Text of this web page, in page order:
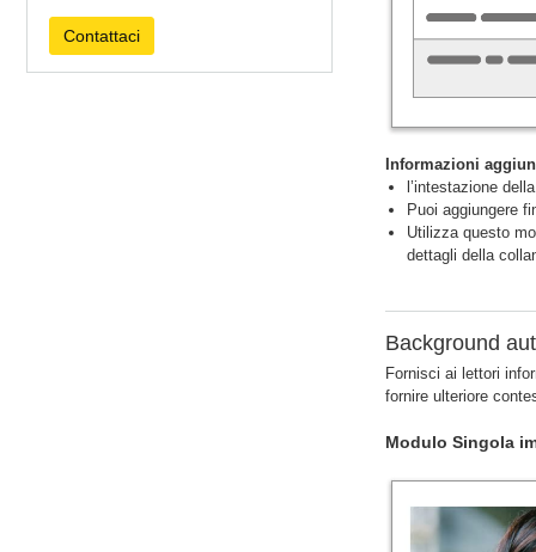
Contattaci
Informazioni
l’intestazione
Puoi aggiungere
Utilizza questo
dettagli della
Background
Fornisci ai lettori
fornire ulteriore
Modulo Singola